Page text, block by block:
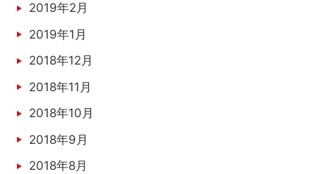
2019年2月
2019年1月
2018年12月
2018年11月
2018年10月
2018年9月
2018年8月